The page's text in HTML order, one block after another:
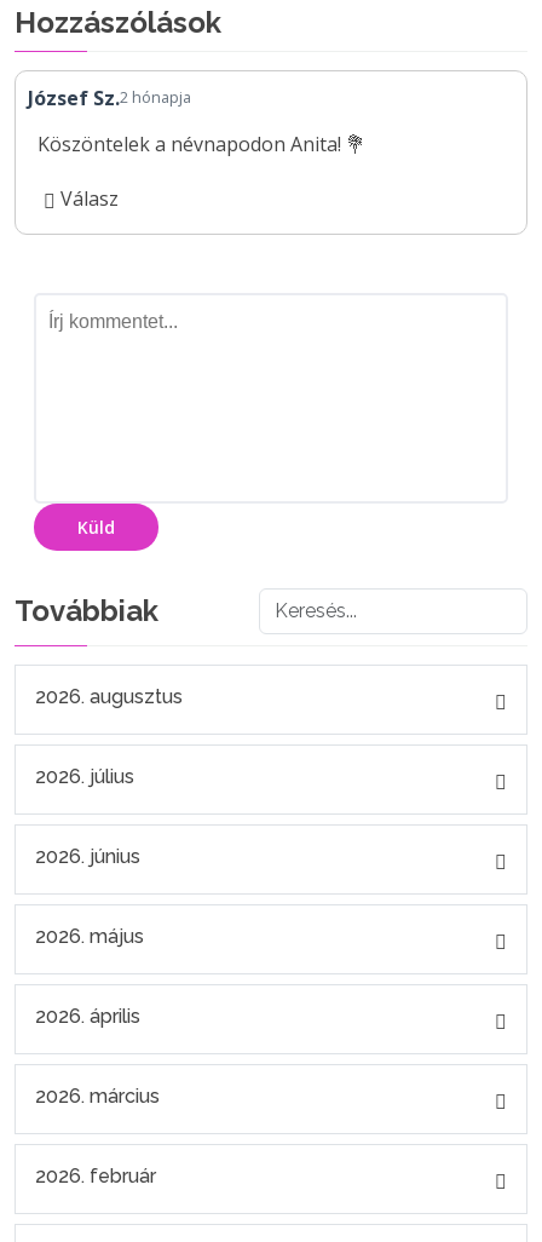
Hozzászólások
József Sz.2 hónapja
Köszöntelek a névnapodon Anita! 💐
Válasz
Küld
Továbbiak
2026. augusztus
2026. július
2026. június
2026. május
2026. április
2026. március
2026. február